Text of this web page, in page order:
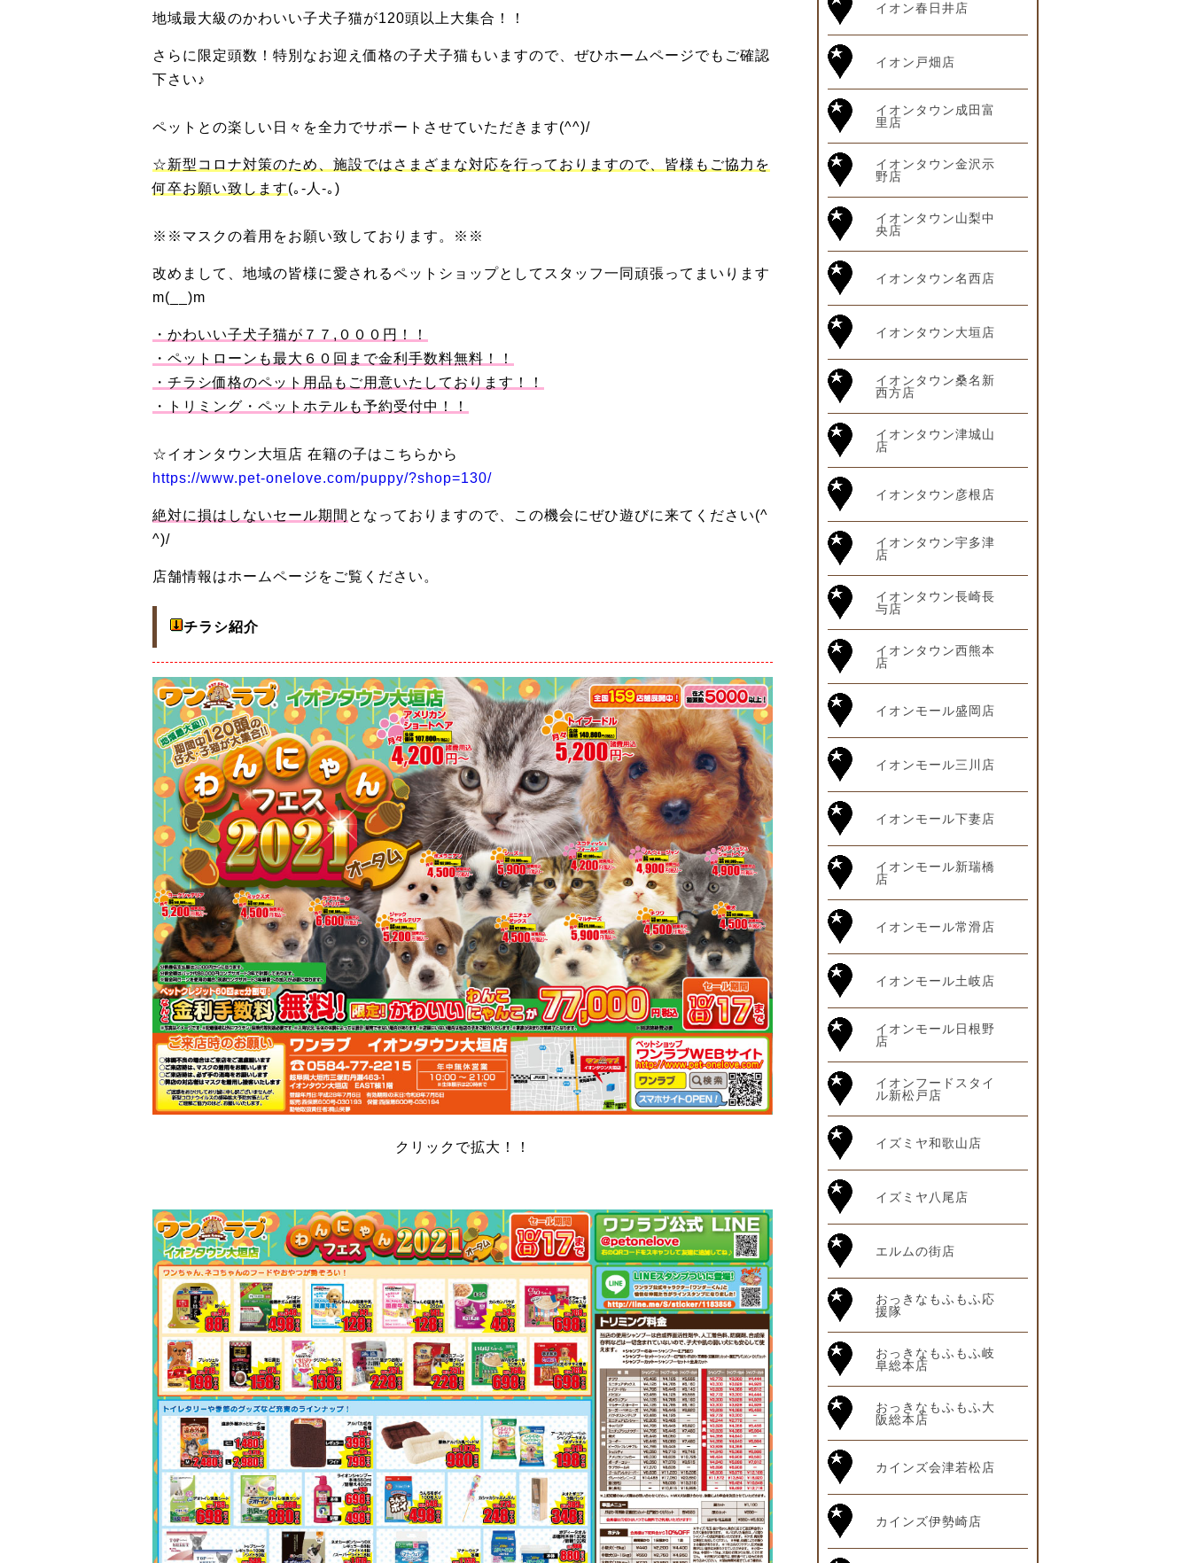
地域最大級のかわいい子犬子猫が120頭以上大集合！！
さらに限定頭数！特別なお迎え価格の子犬子猫もいますので、ぜひホームページでもご確認
下さい♪
ペットとの楽しい日々を全力でサポートさせていただきます(^^)/
☆新型コロナ対策のため、施設ではさまざまな対応を行っておりますので、皆様もご協力を
何卒お願い致します(｡-人-｡)
※※マスクの着用をお願い致しております。※※
改めまして、地域の皆様に愛されるペットショップとしてスタッフ一同頑張ってまいります
m(__)m
・かわいい子犬子猫が７７,０００円！！
・ペットローンも最大６０回まで金利手数料無料！！
・チラシ価格のペット用品もご用意いたしております！！
・トリミング・ペットホテルも予約受付中！！
☆イオンタウン大垣店 在籍の子はこちらから
https://www.pet-onelove.com/puppy/?shop=130/
絶対に損はしないセール期間 となっておりますので、この機会にぜひ遊びに来てください(^
^)/
店舗情報はホームページをご覧ください。
チラシ紹介
クリックで拡大！！
イオン春日井店
イオン戸畑店
イオンタウン成田富
里店
イオンタウン金沢示
野店
イオンタウン山梨中
央店
イオンタウン名西店
イオンタウン大垣店
イオンタウン桑名新
西方店
イオンタウン津城山
店
イオンタウン彦根店
イオンタウン宇多津
店
イオンタウン長崎長
与店
イオンタウン西熊本
店
イオンモール盛岡店
イオンモール三川店
イオンモール下妻店
イオンモール新瑞橋
店
イオンモール常滑店
イオンモール土岐店
イオンモール日根野
店
イオンフードスタイ
ル新松戸店
イズミヤ和歌山店
イズミヤ八尾店
エルムの街店
おっきなもふもふ応
援隊
おっきなもふもふ岐
阜総本店
おっきなもふもふ大
阪総本店
カインズ会津若松店
カインズ伊勢崎店